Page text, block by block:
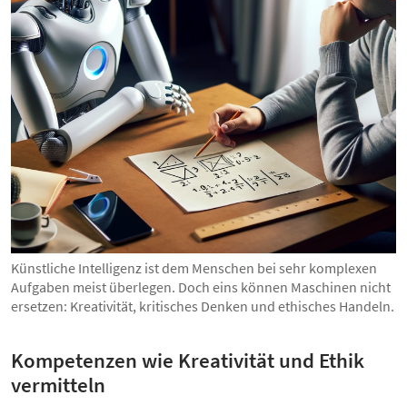
Künstliche Intelligenz ist dem Menschen bei sehr komplexen
Aufgaben meist überlegen. Doch eins können Maschinen nicht
ersetzen: Kreativität, kritisches Denken und ethisches Handeln.
Kompetenzen wie Kreativität und Ethik
vermitteln